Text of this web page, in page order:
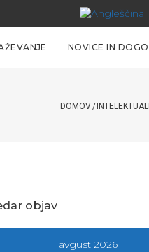
NOVICE IN
DOMOV/
objav
avgust 2026